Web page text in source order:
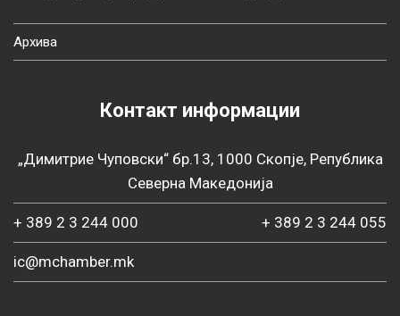
Архива
Контакт информации
„Димитрие Чуповски“ бр.13, 1000 Скопје, Република
Северна Македонија
+ 389 2 3 244 000 + 389 2 3 244 055
ic@mchamber.mk